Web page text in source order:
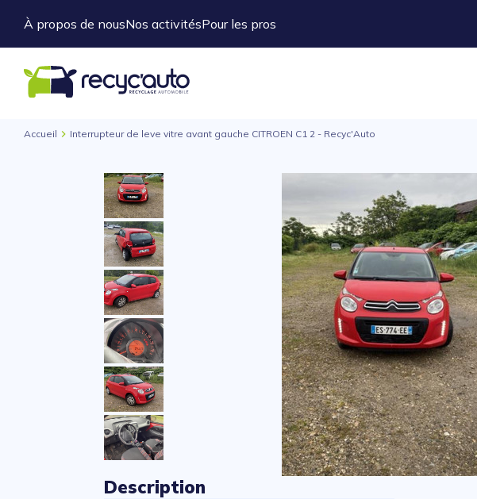
À propos de nousNos activitésPour les pros
Accueil Interrupteur de leve vitre avant gauche CITROEN C1 2 - Recyc'Auto
Description